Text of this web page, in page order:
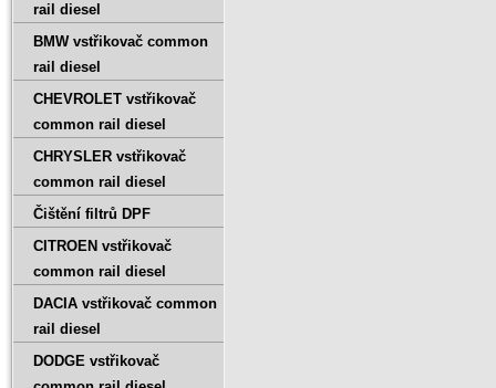
rail diesel
BMW vstřikovač common
rail diesel
CHEVROLET vstřikovač
common rail diesel
CHRYSLER vstřikovač
common rail diesel
Čištění filtrů DPF
CITROEN vstřikovač
common rail diesel
DACIA vstřikovač common
rail diesel
DODGE vstřikovač